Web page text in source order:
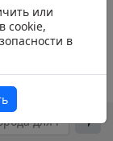
или
cookie,
в